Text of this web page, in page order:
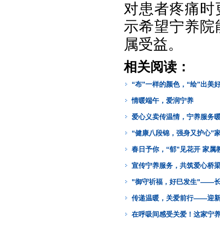
对患者疼痛
示希望宁养
属受益。
相关阅读：
“布”一样的颜色，“绘”出美
情暖端午，爱润宁养
爱心义卖传温情，宁养服务
“健康八段锦，强身又护心”
春日予你，“郁”见花开 家属
宣传宁养服务，共筑爱心桥
"御守祈福，好巳发生"——
传递温暖，关爱前行——迎
在呼吸间感受关爱！这家宁